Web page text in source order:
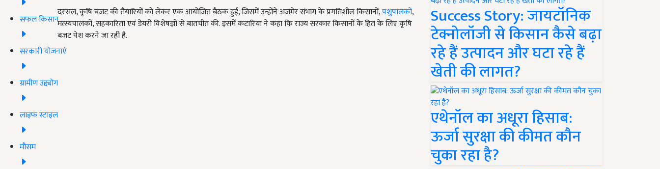
सफल किसान
सरकारी योजनाएं
ग्रामीण उद्द्योग
लाइफ स्टाइल
मौसम
दरसल, कृषि बजट की तैयारियों को लेकर एक आयोजित बैठक हुई, जिसमें उन्होंने अजमेर संभाग के प्रगतिशील किसानों,पशुपालकों,
मत्स्यपालकों, सहकारिता एवं डेयरी विशेषज्ञों से बातचीत की. इसमें कटारिया ने कहा कि राज्य सरकार किसानों के हित के लिए कृषि
बजट पेश करने जा रही है.
Success Story: जायटॉनिक
टेक्नोलॉजी से किसान कैसे बढ़ा
रहे हैं उत्पादन और घटा रहे हैं
खेती की लागत?
एथेनॉल का अधूरा हिसाब:
ऊर्जा सुरक्षा की कीमत कौन
चुका रहा है?